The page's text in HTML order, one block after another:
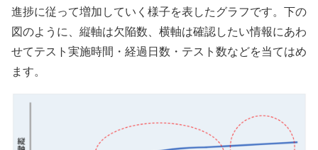
進捗に従って増加していく様子を表したグラフです。下の
図のように、縦軸は欠陥数、横軸は確認したい情報にあわ
せてテスト実施時間・経過日数・テスト数などを当てはめ
ます。